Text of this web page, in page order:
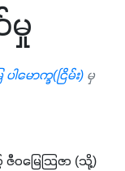
ပါမောက္ခ(ငြိမ်း)မှ
ဇီဝမြေသြဇာ (သို့)